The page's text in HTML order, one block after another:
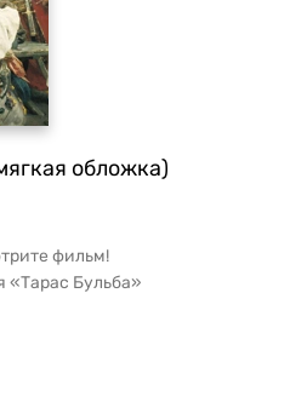
обложка)
фильм!
«Тарас Бульба»
с ...